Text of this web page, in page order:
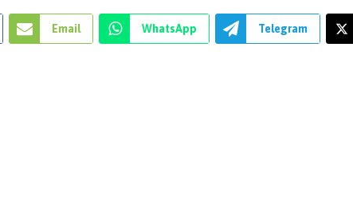
Email WhatsApp Telegram